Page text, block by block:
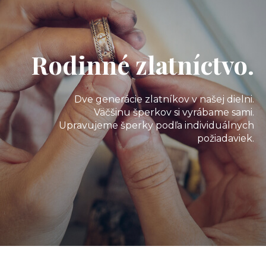
Rodinné zlatníctvo.
Dve generácie zlatníkov v našej dielni.
Väčšinu šperkov si vyrábame sami.
Upravujeme šperky podľa individuálnych
požiadaviek.